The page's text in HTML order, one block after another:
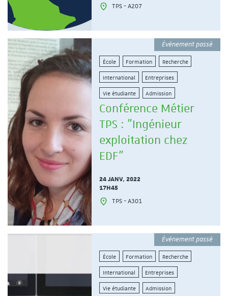
TPS - A207
Événement passé
École Formation Recherche
International Entreprises
Vie étudiante Admission
Conférence Métier
TPS : "Ingénieur
exploitation chez
EDF"
24 JANV. 2022
17H45
TPS - A301
Événement passé
École Formation Recherche
International Entreprises
Vie étudiante Admission